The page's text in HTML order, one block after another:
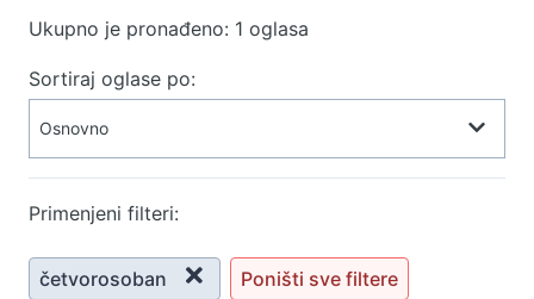
Ukupno je pronađeno: 1 oglasa
Sortiraj oglase po:
Primenjeni filteri:
četvorosoban Poništi sve filtere